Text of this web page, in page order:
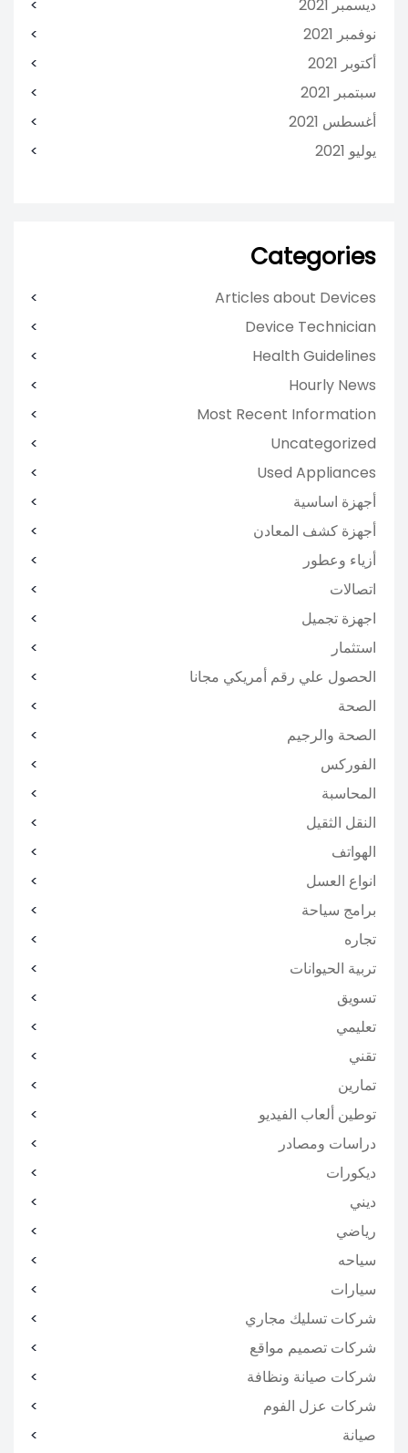
ديسمبر 2021
نوفمبر 2021
أكتوبر 2021
سبتمبر 2021
أغسطس 2021
يوليو 2021
Categories
Articles about Devices
Device Technician
Health Guidelines
Hourly News
Most Recent Information
Uncategorized
Used Appliances
أجهزة اساسية
أجهزة كشف المعادن
أزياء وعطور
اتصالات
اجهزة تجميل
استثمار
الحصول علي رقم أمريكي مجانا
الصحة
الصحة والرجيم
الفوركس
المحاسبة
النقل الثقيل
الهواتف
انواع العسل
برامج سياحة
تجاره
تربية الحيوانات
تسويق
تعليمي
تقني
تمارين
توطين ألعاب الفيديو
دراسات ومصادر
ديكورات
ديني
رياضي
سياحه
سيارات
شركات تسليك مجاري
شركات تصميم مواقع
شركات صيانة ونظافة
شركات عزل الفوم
صيانة